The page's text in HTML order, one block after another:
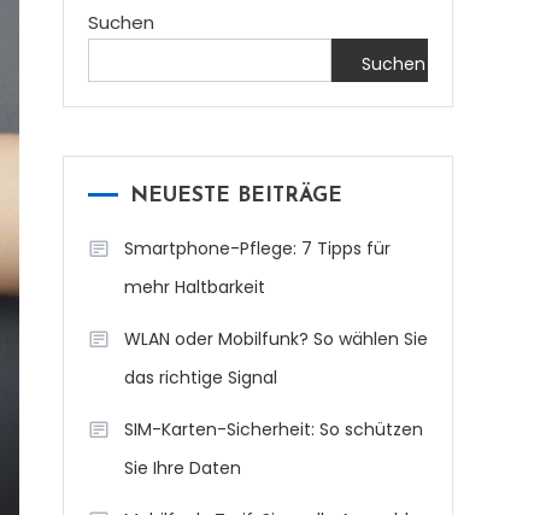
Suchen
Suchen
NEUESTE BEITRÄGE
Smartphone-Pflege: 7 Tipps für
mehr Haltbarkeit
WLAN oder Mobilfunk? So wählen Sie
das richtige Signal
SIM-Karten-Sicherheit: So schützen
Sie Ihre Daten